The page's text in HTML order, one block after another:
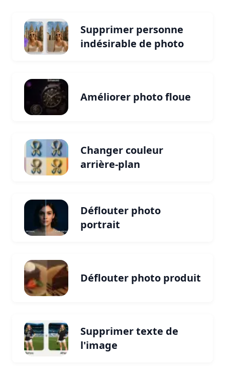
Supprimer personne
indésirable de photo
Améliorer photo floue
Changer couleur
arrière-plan
Déflouter photo
portrait
Déflouter photo produit
Supprimer texte de
l'image